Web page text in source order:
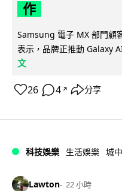
作
Samsung 電子 MX 部門顧
表示，品牌正推動 Galaxy
文
26 4 ↗ 分享
科技娛樂 生活娛樂 城
Lawton 22 小時